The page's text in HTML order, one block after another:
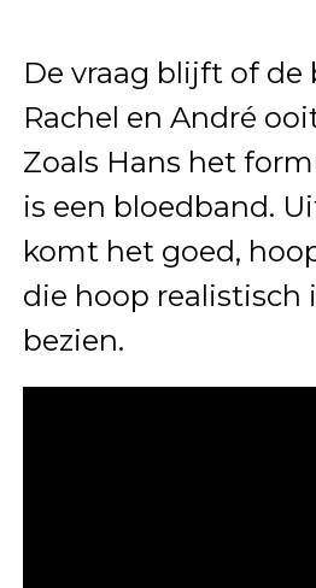
De vraag blijft of de
Rachel en André
Zoals Hans het
is een bloedband.
komt het goed,
die hoop realistisch
bezien.